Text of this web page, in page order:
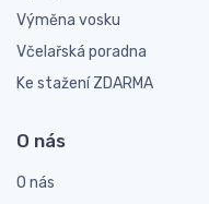
Výměna vosku
Včelařská poradna
Ke stažení ZDARMA
O nás
O nás